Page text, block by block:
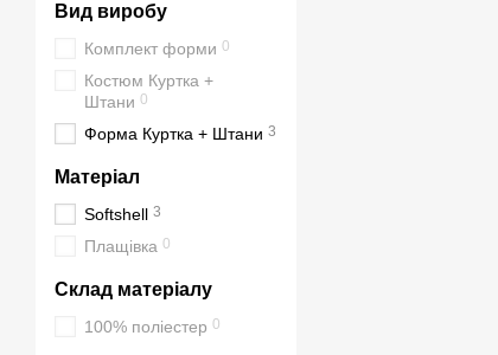
Вид виробу
Комплект форми 0
Костюм Куртка +
Штани 0
Форма Куртка + Штани 3
Матеріал
Softshell 3
Плащівка 0
Склад матеріалу
100% поліестер 0